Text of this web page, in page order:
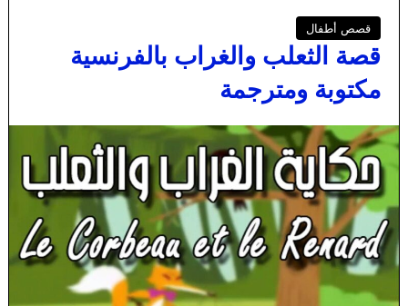
قصص أطفال
قصة الثعلب والغراب بالفرنسية
مكتوبة ومترجمة